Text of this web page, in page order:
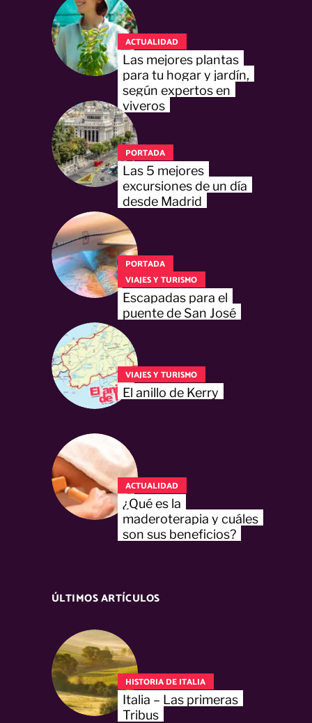
ACTUALIDAD
Las mejores plantas
para tu hogar y jardín,
según expertos en
viveros
PORTADA
Las 5 mejores
excursiones de un día
desde Madrid
PORTADA
VIAJES Y TURISMO
Escapadas para el
puente de San José
VIAJES Y TURISMO
El anillo de Kerry
ACTUALIDAD
¿Qué es la
maderoterapia y cuáles
son sus beneficios?
ÚLTIMOS ARTÍCULOS
HISTORIA DE ITALIA
Italia – Las primeras
Tribus